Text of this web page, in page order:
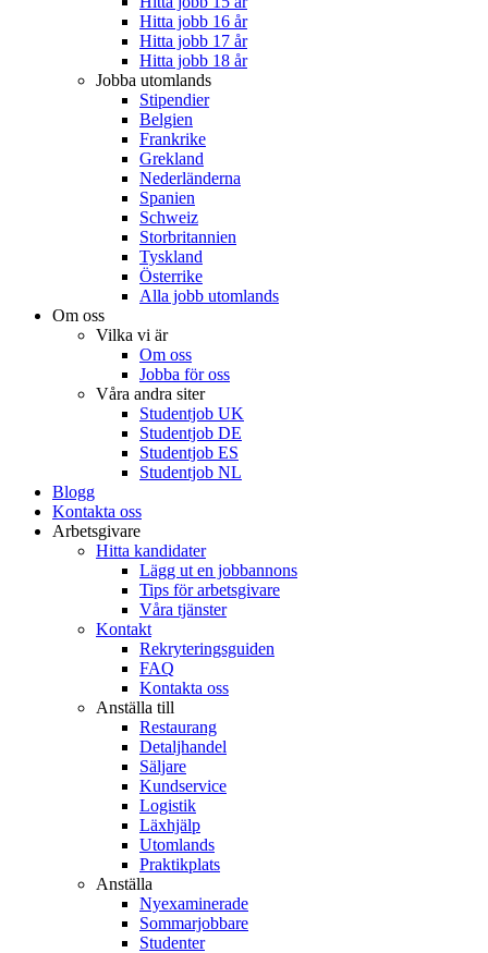
Hitta jobb 16 år
Hitta jobb 17 år
Hitta jobb 18 år
Jobba utomlands
Stipendier
Belgien
Frankrike
Grekland
Nederländerna
Spanien
Schweiz
Storbritannien
Tyskland
Österrike
Alla jobb utomlands
Om oss
Vilka vi är
Om oss
Jobba för oss
Våra andra siter
Studentjob UK
Studentjob DE
Studentjob ES
Studentjob NL
Blogg
Kontakta oss
Arbetsgivare
Hitta kandidater
Lägg ut en jobbannons
Tips för arbetsgivare
Våra tjänster
Kontakt
Rekryteringsguiden
FAQ
Kontakta oss
Anställa till
Restaurang
Detaljhandel
Säljare
Kundservice
Logistik
Läxhjälp
Utomlands
Praktikplats
Anställa
Nyexaminerade
Sommarjobbare
Studenter